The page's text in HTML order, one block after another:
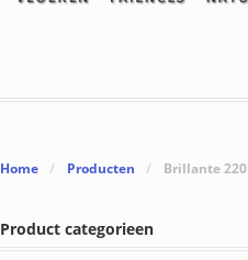
Home / Producten / Brillante 220
Product categorieen